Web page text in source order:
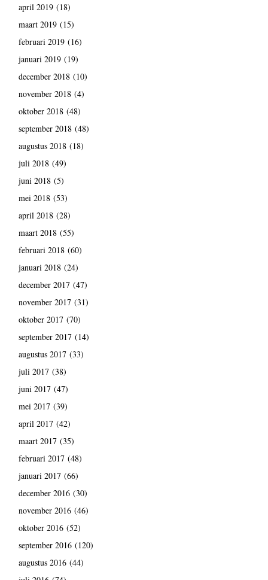
april 2019(18)
maart 2019(15)
februari 2019(16)
januari 2019(19)
december 2018(10)
november 2018(4)
oktober 2018(48)
september 2018(48)
augustus 2018(18)
juli 2018(49)
juni 2018(5)
mei 2018(53)
april 2018(28)
maart 2018(55)
februari 2018(60)
januari 2018(24)
december 2017(47)
november 2017(31)
oktober 2017(70)
september 2017(14)
augustus 2017(33)
juli 2017(38)
juni 2017(47)
mei 2017(39)
april 2017(42)
maart 2017(35)
februari 2017(48)
januari 2017(66)
december 2016(30)
november 2016(46)
oktober 2016(52)
september 2016(120)
augustus 2016(44)